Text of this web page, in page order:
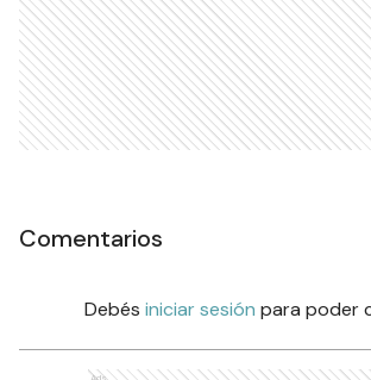
Comentarios
Debés iniciar sesión para poder
Ads